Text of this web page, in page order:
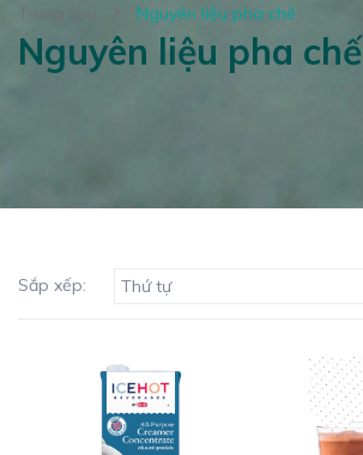
Nguyên liệu pha chế
Nguyên liệu pha chế
Sắp xếp: Thứ tự